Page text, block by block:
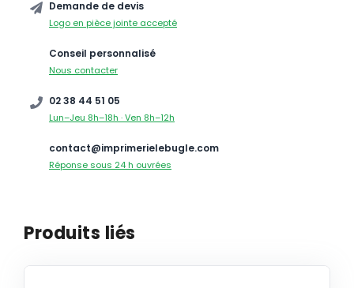
Demande de devis
Logo en pièce jointe accepté
Conseil personnalisé
Nous contacter
02 38 44 51 05
Lun–Jeu 8h–18h · Ven 8h–12h
contact@imprimerielebugle.com
Réponse sous 24 h ouvrées
Produits liés